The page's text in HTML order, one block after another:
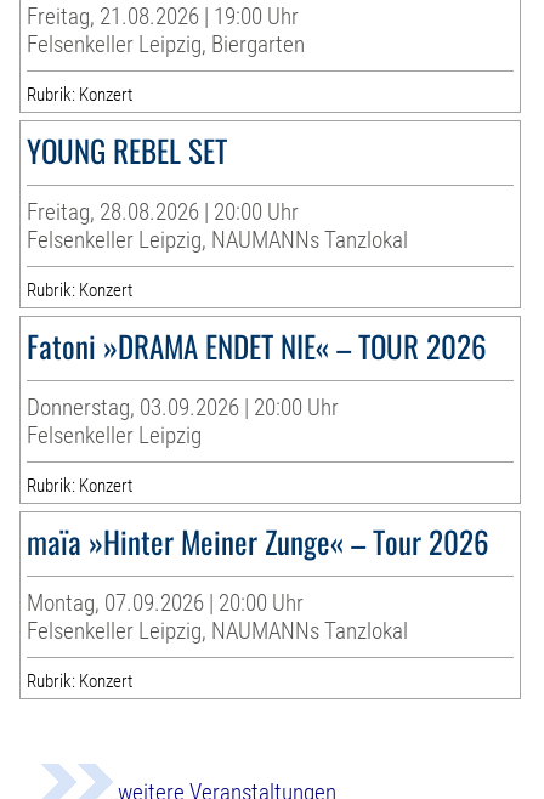
Freitag, 21.08.2026 | 19:00 Uhr
Felsenkeller Leipzig, Biergarten
Rubrik: Konzert
YOUNG REBEL SET
Freitag, 28.08.2026 | 20:00 Uhr
Felsenkeller Leipzig, NAUMANNs Tanzlokal
Rubrik: Konzert
Fatoni »DRAMA ENDET NIE« – TOUR 2026
Donnerstag, 03.09.2026 | 20:00 Uhr
Felsenkeller Leipzig
Rubrik: Konzert
maïa »Hinter Meiner Zunge« – Tour 2026
Montag, 07.09.2026 | 20:00 Uhr
Felsenkeller Leipzig, NAUMANNs Tanzlokal
Rubrik: Konzert
weitere Veranstaltungen